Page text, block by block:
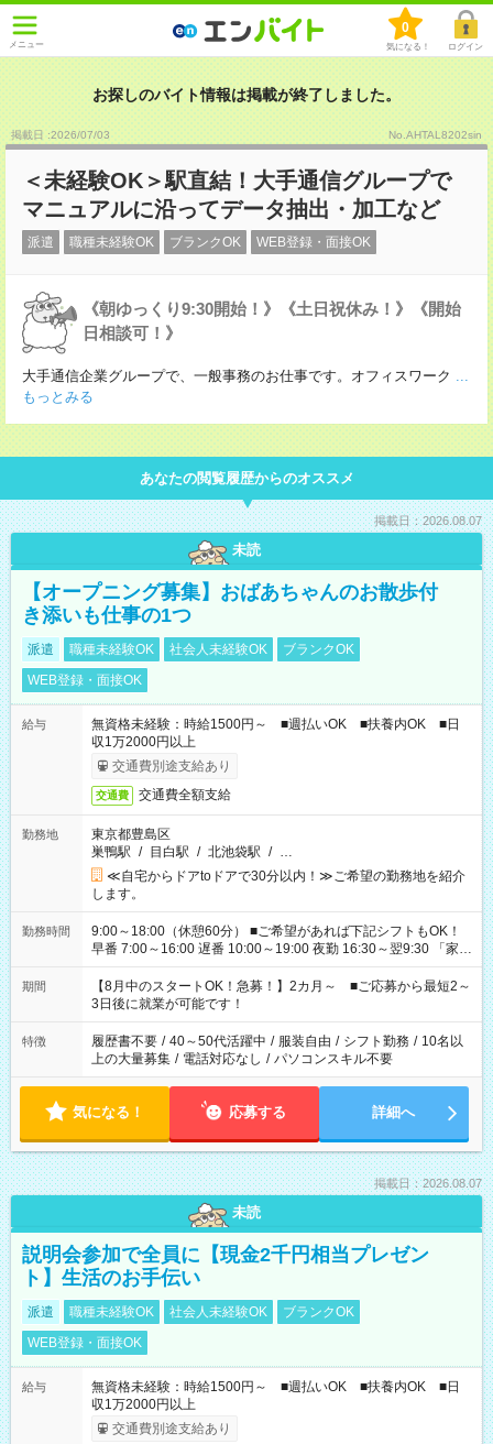
メニュー
0
気になる！ ログイン
お探しのバイト情報は掲載が終了しました。
掲載日 :2026/07/03 No.AHTAL8202sin
＜未経験OK＞駅直結！大手通信グループで
マニュアルに沿ってデータ抽出・加工など
派遣 職種未経験OK ブランクOK WEB登録・面接OK
《朝ゆっくり9:30開始！》《土日祝休み！》《開始
日相談可！》
大手通信企業グループで、一般事務のお仕事です。オフィスワーク ...
もっとみる
あなたの閲覧履歴からのオススメ
掲載日：2026.08.07
未読
【オープニング募集】おばあちゃんのお散歩付
き添いも仕事の1つ
派遣 職種未経験OK 社会人未経験OK
ブランクOK
WEB登録・面接OK
給与
無資格未経験：時給1500円～ ■週払いOK ■扶養内OK ■日
収1万2000円以上
交通費別途支給あり
交通費 交通費全額支給
勤務地
東京都豊島区
巣鴨駅 / 目白駅 / 北池袋駅 / …
≪自宅からドアtoドアで30分以内！≫ご希望の勤務地を紹介
します。
勤務時間
9:00～18:00（休憩60分） ■ご希望があれば下記シフトもOK！
早番 7:00～16:00 遅番 10:00～19:00 夜勤 16:30～翌9:30 「家族
と休みを合わせたい」 「余裕を持って夕飯の準備がしたい」
「できれば残業はしたくない」 など、ご希望を教えてください
ね。 ※Wワーク希望の方へ 今ご覧のお仕事で希望する勤務時間
と、もう1つのお仕事の勤務時間。 合計で週40時間を超える場
合は応募できません。
期間
【8月中のスタートOK！急募！】2カ月～ ■ご応募から最短2～
3日後に就業が可能です！
特徴 履歴書不要 / 40～50代活躍中 / 服装自由 / シフト勤務 / 10名以
上の大量募集 / 電話対応なし / パソコンスキル不要
気になる！ 応募する 詳細へ
掲載日：2026.08.07
未読
説明会参加で全員に【現金2千円相当プレゼン
ト】生活のお手伝い
派遣 職種未経験OK 社会人未経験OK
ブランクOK
WEB登録・面接OK
給与
無資格未経験：時給1500円～ ■週払いOK ■扶養内OK ■日
収1万2000円以上
交通費別途支給あり